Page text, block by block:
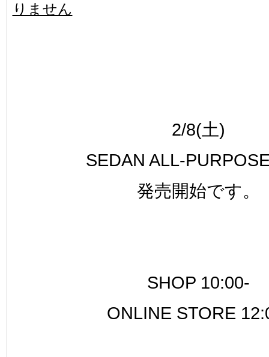
りません
2/8(土)
SEDAN ALL-
発売開始です。
SHOP 10:00-
ONLINE STORE